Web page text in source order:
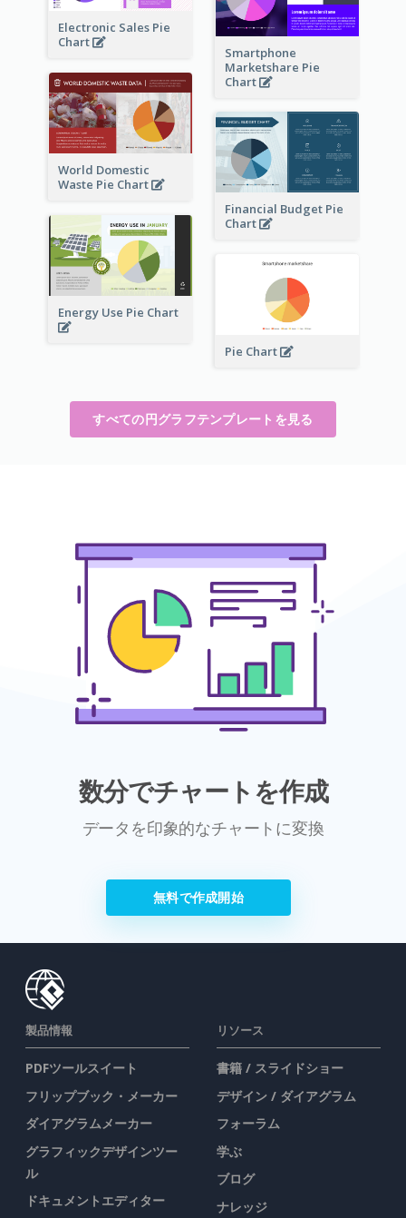
Electronic Sales Pie
Chart
Smartphone
Marketshare Pie
Chart
World Domestic
Waste Pie Chart
Financial Budget Pie
Chart
Energy Use Pie Chart
Pie Chart
すべての円グラフテンプレートを見る
数分でチャートを作成
データを印象的なチャートに変換
無料で作成開始
製品情報
PDFツールスイート
フリップブック・メーカー
ダイアグラムメーカー
グラフィックデザインツー
ル
ドキュメントエディター
リソース
書籍 / スライドショー
デザイン / ダイアグラム
フォーラム
学ぶ
ブログ
ナレッジ